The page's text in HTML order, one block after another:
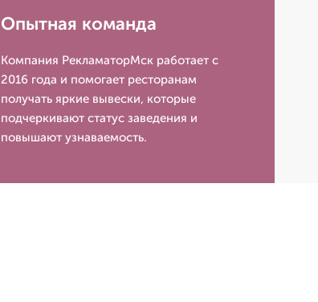
Опытная команда
Компания РекламаторМск работает с
2016 года и помогает ресторанам
получать яркие вывески, которые
подчеркивают статус заведения и
повышают узнаваемость.